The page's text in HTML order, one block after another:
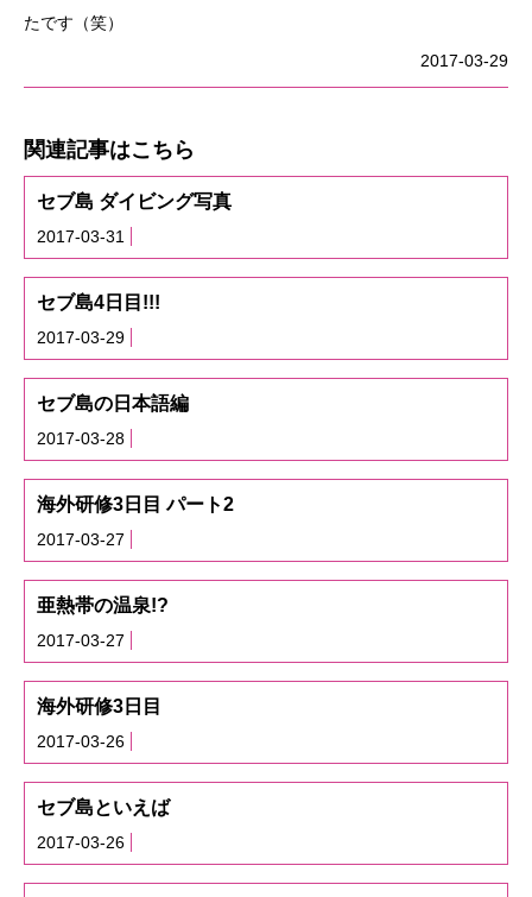
たです（笑）
2017-03-29
関連記事はこちら
セブ島 ダイビング写真
2017-03-31
セブ島4日目!!!
2017-03-29
セブ島の日本語編
2017-03-28
海外研修3日目 パート2
2017-03-27
亜熱帯の温泉!?
2017-03-27
海外研修3日目
2017-03-26
セブ島といえば
2017-03-26